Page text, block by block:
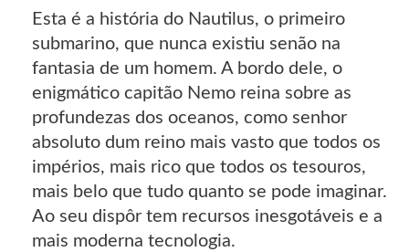
Esta é a história do Nautilus, o primeiro
submarino, que nunca existiu senão na
fantasia de um homem. A bordo dele, o
enigmático capitão Nemo reina sobre as
profundezas dos oceanos, como senhor
absoluto dum reino mais vasto que todos os
impérios, mais rico que todos os tesouros,
mais belo que tudo quanto se pode imaginar.
Ao seu dispôr tem recursos inesgotáveis e a
mais moderna tecnologia.